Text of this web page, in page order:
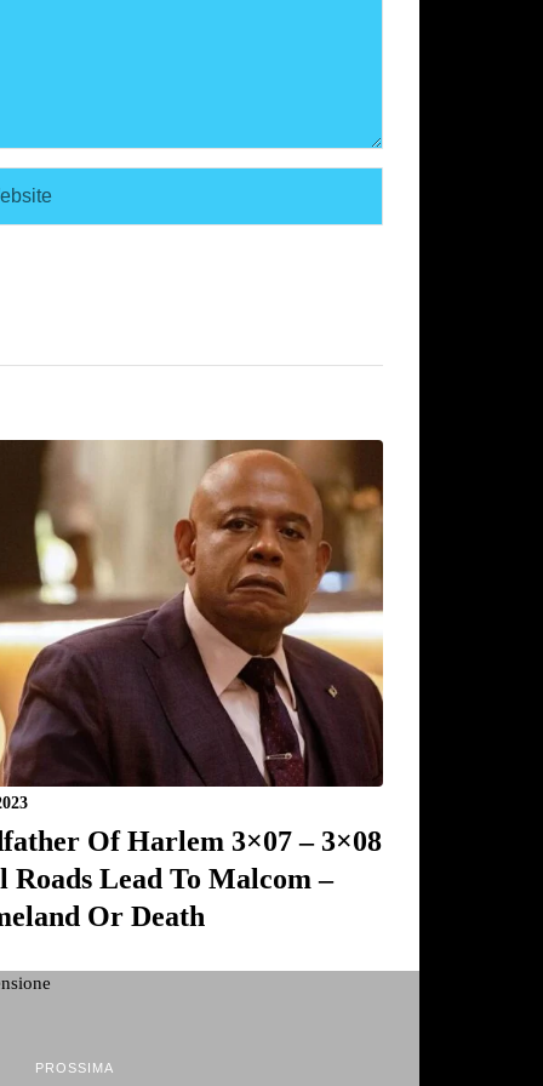
Of Harlem 3×07 – 3×08
Roads Lead To Malcom –
Or Death
PROSSIMA